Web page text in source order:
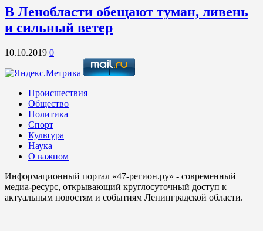
В Ленобласти обещают туман, ливень
и сильный ветер
10.10.2019 0
Происшествия
Общество
Политика
Спорт
Культура
Наука
О важном
Информационный портал «47-регион.ру» - современный
медиа-ресурс, открывающий круглосуточный доступ к
актуальным новостям и событиям Ленинградской области.